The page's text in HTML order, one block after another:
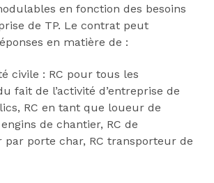
en fonction des besoins
de TP. Le contrat peut
en matière de :
civile : RC pour tous les
fait de l’activité d’entreprise de
RC en tant que loueur de
de chantier, RC de
porte char, RC transporteur de